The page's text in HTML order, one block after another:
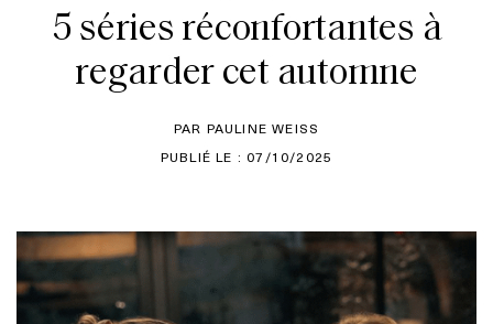
5 séries réconfortantes à
regarder cet automne
PAR PAULINE WEISS
PUBLIÉ LE : 07/10/2025